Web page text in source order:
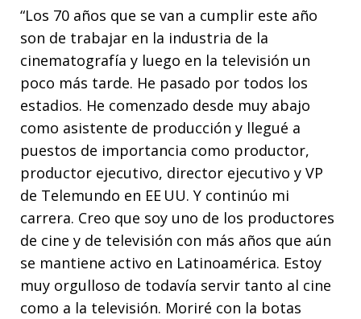
“Los 70 años que se van a cumplir este año
son de trabajar en la industria de la
cinematografía y luego en la televisión un
poco más tarde. He pasado por todos los
estadios. He comenzado desde muy abajo
como asistente de producción y llegué a
puestos de importancia como productor,
productor ejecutivo, director ejecutivo y VP
de Telemundo en EE UU. Y continúo mi
carrera. Creo que soy uno de los productores
de cine y de televisión con más años que aún
se mantiene activo en Latinoamérica. Estoy
muy orgulloso de todavía servir tanto al cine
como a la televisión. Moriré con la botas